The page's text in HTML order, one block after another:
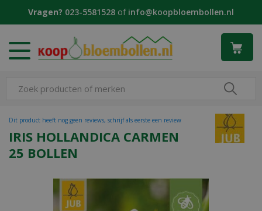
Vragen? 023-5581528 of info@koopbloembollen.nl
IRIS HOLLANDICA CARMEN
25 BOLLEN
Dit product heeft nog geen reviews, schrijf als eerste een review